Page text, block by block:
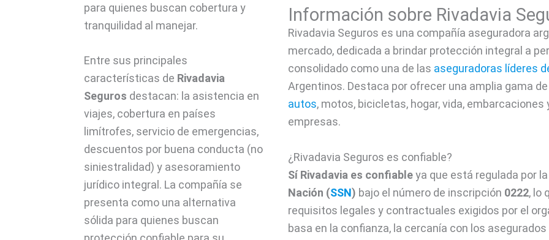
para quienes buscan cobertura y
tranquilidad al manejar.
Entre sus principales
características de Rivadavia
Seguros destacan: la asistencia en
viajes, cobertura en países
limítrofes, servicio de emergencias,
descuentos por buena conducta (no
siniestralidad) y asesoramiento
jurídico integral. La compañía se
presenta como una alternativa
sólida para quienes buscan
Información sobre Rivadavia
Rivadavia Seguros es una compañía aseguradora
mercado, dedicada a brindar protección integral a
consolidado como una de las aseguradoras líderes
Argentinos. Destaca por ofrecer una amplia gama
autos, motos, bicicletas, hogar, vida,
empresas.
¿Rivadavia Seguros es confiable?
Sí Rivadavia es confiableya que está regulada por la
Nación (SSN) bajo el número de inscripción 0222, lo
requisitos legales y contractuales exigidos por el
basa en la confianza, la cercanía con los